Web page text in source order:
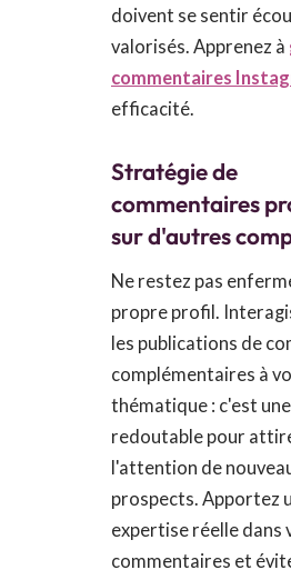
doivent se sentir
valorisés. Apprenez à
commentaires
efficacité.
Stratégie de
commentaires
sur d'autres
Ne restez pas
propre profil.
les publications de
complémentaires à
thématique : c'est
redoutable pour
l'attention de
prospects. Apportez
expertise réelle dans
commentaires et